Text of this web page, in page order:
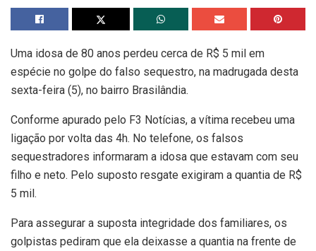
Uma idosa de 80 anos perdeu cerca de R$ 5 mil em
espécie no golpe do falso sequestro, na madrugada desta
sexta-feira (5), no bairro Brasilândia.
Conforme apurado pelo F3 Notícias, a vítima recebeu uma
ligação por volta das 4h. No telefone, os falsos
sequestradores informaram a idosa que estavam com seu
filho e neto. Pelo suposto resgate exigiram a quantia de R$
5 mil.
Para assegurar a suposta integridade dos familiares, os
golpistas pediram que ela deixasse a quantia na frente de